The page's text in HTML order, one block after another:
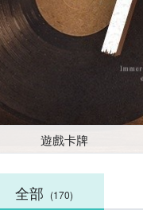
遊戲卡牌
全部 (170)